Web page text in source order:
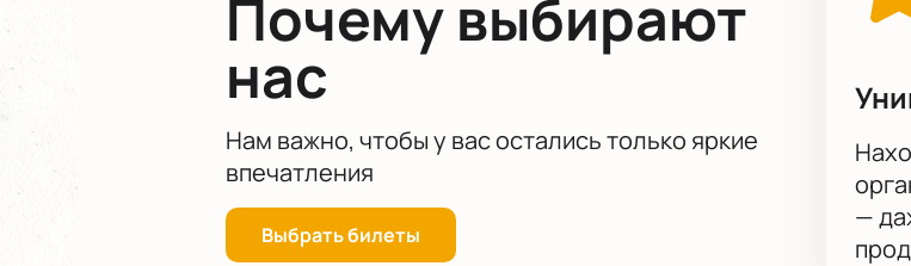
Почему выбирают
нас
Нам важно, чтобы у вас остались только яркие
впечатления
Выбрать билеты
—